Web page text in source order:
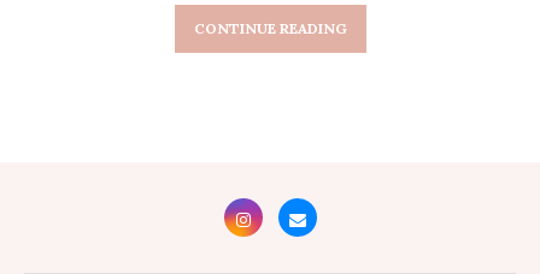
CONTINUE READING